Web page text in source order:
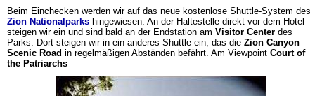
Beim Einchecken werden wir auf das neue kostenlose Shuttle-System des
Zion Nationalparks hingewiesen. An der Haltestelle direkt vor dem Hotel
steigen wir ein und sind bald an der Endstation am Visitor Center des
Parks. Dort steigen wir in ein anderes Shuttle ein, das die Zion Canyon
Scenic Road in regelmäßigen Abständen befährt. Am Viewpoint Court of
the Patriarchs